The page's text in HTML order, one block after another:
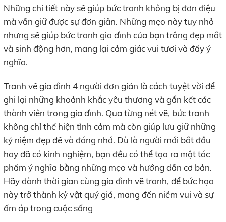
Những chi tiết này sẽ giúp bức tranh không bị đơn điệu
mà vẫn giữ được sự đơn giản. Những mẹo này tuy nhỏ
nhưng sẽ giúp bức tranh gia đình của bạn trông đẹp mắt
và sinh động hơn, mang lại cảm giác vui tươi và đầy ý
nghĩa.
Tranh vẽ gia đình 4 người đơn giản là cách tuyệt vời để
ghi lại những khoảnh khắc yêu thương và gắn kết các
thành viên trong gia đình. Qua từng nét vẽ, bức tranh
không chỉ thể hiện tình cảm mà còn giúp lưu giữ những
kỷ niệm đẹp đẽ và đáng nhớ. Dù là người mới bắt đầu
hay đã có kinh nghiệm, bạn đều có thể tạo ra một tác
phẩm ý nghĩa bằng những mẹo và hướng dẫn cơ bản.
Hãy dành thời gian cùng gia đình vẽ tranh, để bức họa
này trở thành kỷ vật quý giá, mang đến niềm vui và sự
ấm áp trong cuộc sống